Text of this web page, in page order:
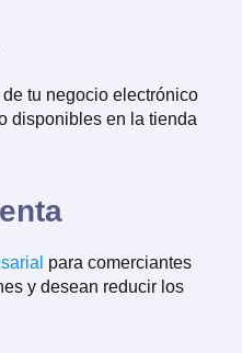
tu negocio electrónico
disponibles en la tienda
para comerciantes
y desean reducir los